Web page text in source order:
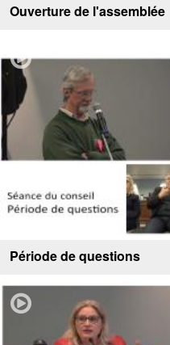
Ouverture de l'assemblée
Période de questions